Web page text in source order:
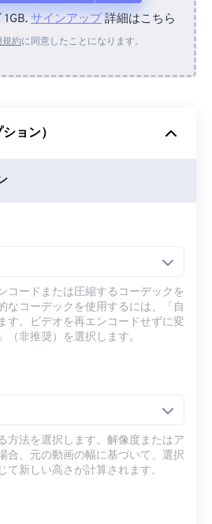
イスから
ドライブから
サインアップ詳細はこちら
約に同意したことになります。
ョン）
コードまたは圧縮するコーデックを
なコーデックを使用するには、「自
す。ビデオを再エンコードせずに変
非推奨）を選択します。
方法を選択します。解像度またはア
合、元の動画の幅に基づいて、選択
て新しい高さが計算されます。